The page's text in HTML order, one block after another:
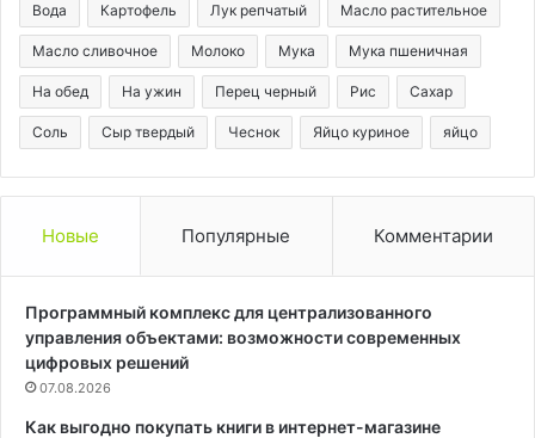
Вода Картофель Лук репчатый Масло растительное
Масло сливочное Молоко Мука Мука пшеничная
На обед На ужин Перец черный Рис Сахар
Соль Сыр твердый Чеснок Яйцо куриное яйцо
Новые Популярные Комментарии
Программный комплекс для централизованного
управления объектами: возможности современных
цифровых решений
07.08.2026
Как выгодно покупать книги в интернет-магазине